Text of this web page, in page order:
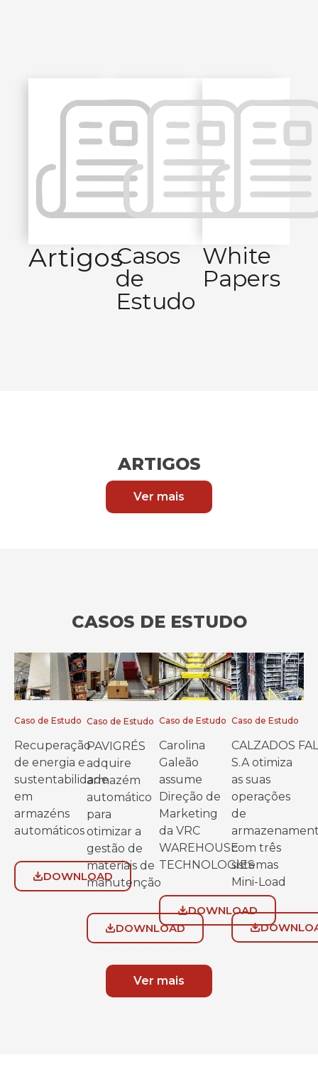
ArtigosCasos
de
Estudo
White
Papers
ARTIGOS
Ver mais
CASOS DE ESTUDO
Caso de Estudo
Recuperação
de energia e
sustentabilidade
em
armazéns
automáticos
DOWNLOAD
Caso de Estudo
PAVIGRÉS
adquire
armazém
automático
para
otimizar a
gestão de
materiais de
manutenção
DOWNLOAD
Caso de Estudo
Carolina
Galeão
assume
Direção de
Marketing
da VRC
WAREHOUSE
TECHNOLOGIES
DOWNLOAD
Caso de Estudo
CALZADOS FAL
S.A otimiza
as suas
operações
de
com três
sistemas
Mini-Load
Ver mais